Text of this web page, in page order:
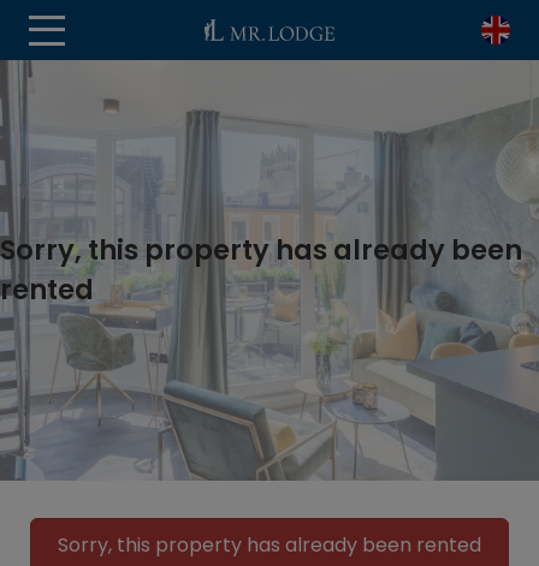
Sorry, this property has already been
rented
Sorry, this property has already been rented